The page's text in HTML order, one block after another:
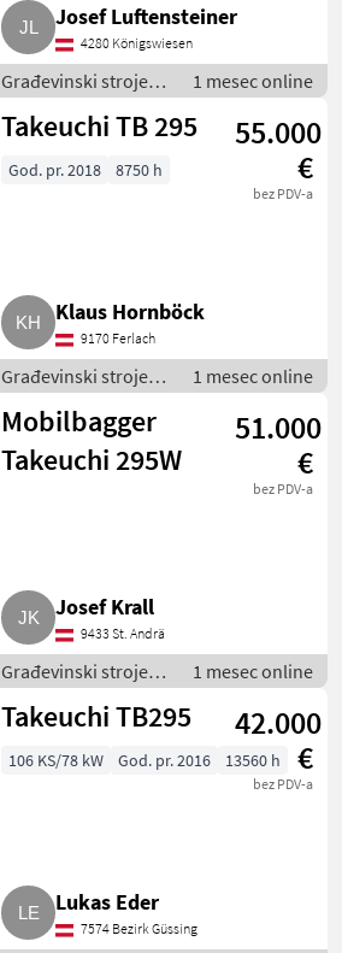
Josef Luftensteiner
4280 Königswiesen
Građevinski strojevi
/ Mobilni bageri
1 mesec online
Takeuchi TB 295
55.000
€
bez PDV-a
God. pr. 2018 8750 h
Klaus Hornböck
9170 Ferlach
Građevinski strojevi
/ Mobilni bageri
1 mesec online
Mobilbagger
Takeuchi 295W
51.000
€
bez PDV-a
Josef Krall
9433 St. Andrä
Građevinski strojevi
/ Mobilni bageri
1 mesec online
Takeuchi TB295
42.000
€
bez PDV-a
106 KS/78 kW God. pr. 2016 13560 h
Lukas Eder
7574 Bezirk Güssing